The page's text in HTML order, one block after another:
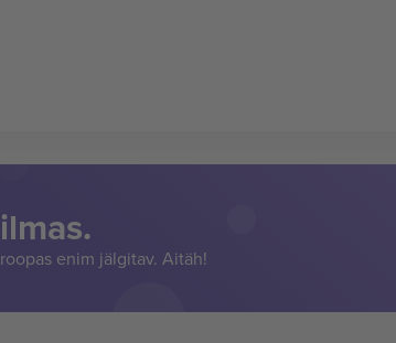
enim jälgitav. Aitäh!